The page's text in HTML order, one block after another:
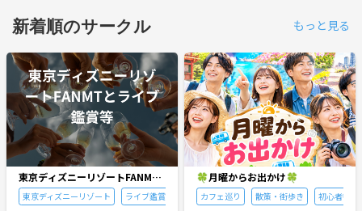
新着順のサークル もっと見る
東京ディズニーリゾートFANMT
とライブ鑑賞等
東京ディズニーリゾート ライブ鑑賞 スポーツ観戦
🍀月曜からお出かけ🍀
カフェ巡り 散策・街歩き 初心者歓迎